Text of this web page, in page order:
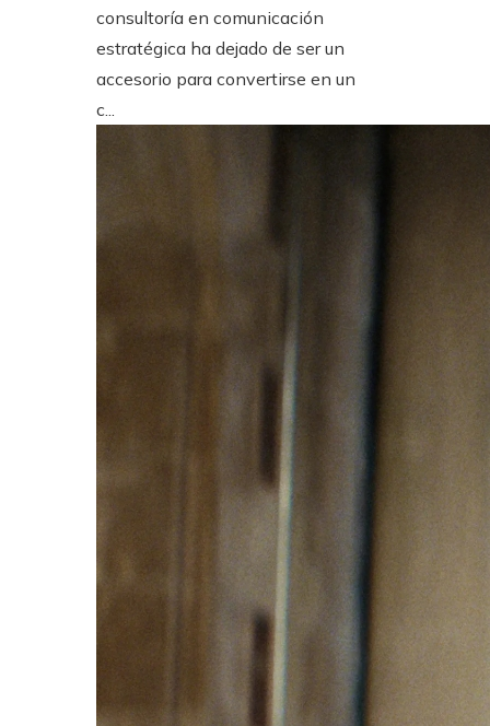
consultoría en comunicación
estratégica ha dejado de ser un
accesorio para convertirse en un
c...